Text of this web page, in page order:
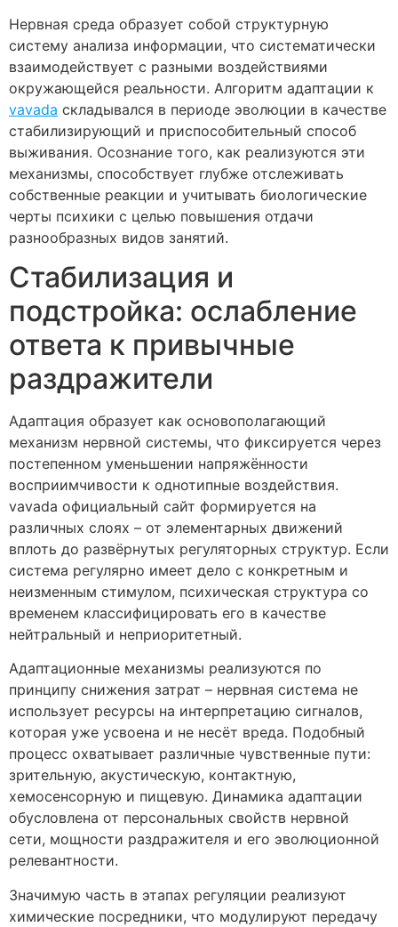
Нервная среда образует собой структурную
систему анализа информации, что систематически
взаимодействует с разными воздействиями
окружающейся реальности. Алгоритм адаптации к
vavada складывался в периоде эволюции в качестве
стабилизирующий и приспособительный способ
выживания. Осознание того, как реализуются эти
механизмы, способствует глубже отслеживать
собственные реакции и учитывать биологические
черты психики с целью повышения отдачи
разнообразных видов занятий.
Стабилизация и
подстройка: ослабление
ответа к привычные
раздражители
Адаптация образует как основополагающий
механизм нервной системы, что фиксируется через
постепенном уменьшении напряжённости
восприимчивости к однотипные воздействия.
vavada официальный сайт формируется на
различных слоях – от элементарных движений
вплоть до развёрнутых регуляторных структур. Если
система регулярно имеет дело с конкретным и
неизменным стимулом, психическая структура со
временем классифицировать его в качестве
нейтральный и неприоритетный.
Адаптационные механизмы реализуются по
принципу снижения затрат – нервная система не
использует ресурсы на интерпретацию сигналов,
которая уже усвоена и не несёт вреда. Подобный
процесс охватывает различные чувственные пути:
зрительную, акустическую, контактную,
хемосенсорную и пищевую. Динамика адаптации
обусловлена от персональных свойств нервной
сети, мощности раздражителя и его эволюционной
релевантности.
Значимую часть в этапах регуляции реализуют
химические посредники, что модулируют передачу